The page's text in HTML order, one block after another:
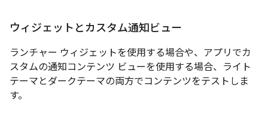
ウィジェットとカスタム通知ビュー
ランチャー ウィジェットを使用する場合や、アプリでカ
スタムの通知コンテンツ ビューを使用する場合、ライト
テーマとダークテーマの両方でコンテンツをテストしま
す。